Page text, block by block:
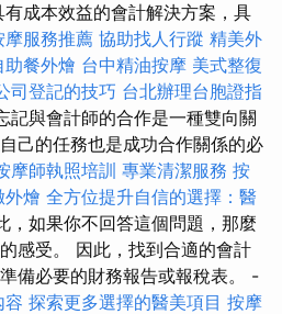
成本效益的會計解決方案，具
摩服務推薦 協助找人行蹤 精美外
助餐外燴 台中精油按摩 美式整復
司登記的技巧 台北辦理台胞證指
記與會計師的合作是一種雙向關
己的任務也是成功合作關係的必
摩師執照培訓 專業清潔服務 按
外燴 全方位提升自信的選擇：醫
，如果你不回答這個問題，那麼
感受。 因此，找到合適的會計
備必要的財務報告或報稅表。 -
容 探索更多選擇的醫美項目 按摩